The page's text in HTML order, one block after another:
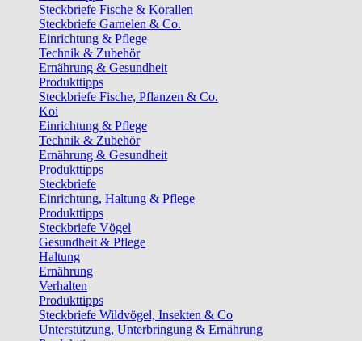
Steckbriefe Fische & Korallen
Steckbriefe Garnelen & Co.
Einrichtung & Pflege
Technik & Zubehör
Ernährung & Gesundheit
Produkttipps
Steckbriefe Fische, Pflanzen & Co.
Koi
Einrichtung & Pflege
Technik & Zubehör
Ernährung & Gesundheit
Produkttipps
Steckbriefe
Einrichtung, Haltung & Pflege
Produkttipps
Steckbriefe Vögel
Gesundheit & Pflege
Haltung
Ernährung
Verhalten
Produkttipps
Steckbriefe Wildvögel, Insekten & Co
Unterstützung, Unterbringung & Ernährung